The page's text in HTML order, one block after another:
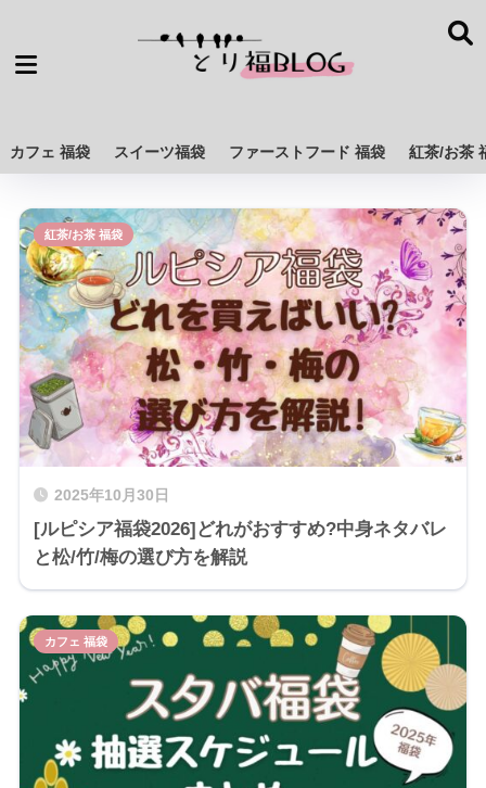
カフェ 福袋 スイーツ福袋 ファーストフード 福袋 紅茶/お茶
2025年10月30日
[ルピシア福袋2026]どれがおすすめ?中身ネタバレ
と松/竹/梅の選び方を解説
紅茶/お茶 福袋
カフェ 福袋